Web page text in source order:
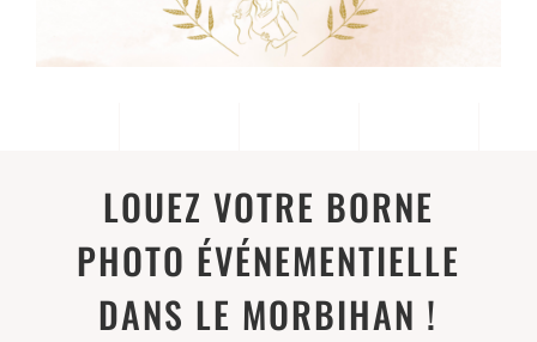
LOUEZ VOTRE BORNE
PHOTO ÉVÉNEMENTIELLE
DANS LE MORBIHAN !